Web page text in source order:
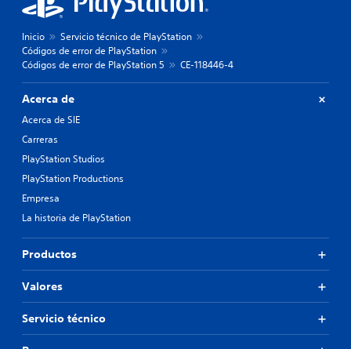
Inicio
Servicio técnico de PlayStation
Códigos de error de PlayStation
Códigos de error de PlayStation 5
CE-118446-4
Acerca de
Acerca de SIE
Carreras
PlayStation Studios
PlayStation Productions
Empresa
La historia de PlayStation
Productos
Valores
Servicio técnico